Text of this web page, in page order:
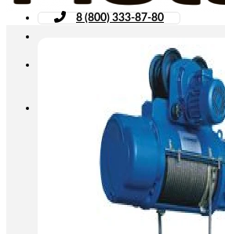
8 (800) 333-87-80